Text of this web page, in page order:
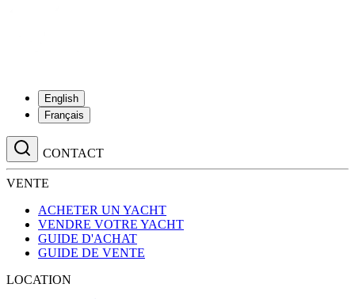
English
Français
CONTACT
VENTE
ACHETER UN YACHT
VENDRE VOTRE YACHT
GUIDE D'ACHAT
GUIDE DE VENTE
LOCATION